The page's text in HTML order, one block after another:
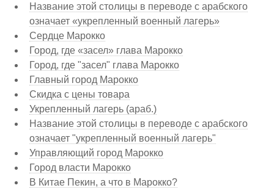
Название этой столицы в переводе с арабского
означает «укрепленный военный лагерь»
Сердце Марокко
Город, где «засел» глава Марокко
Город, где "засел" глава Марокко
Главный город Марокко
Скидка с цены товара
Укрепленный лагерь (араб.)
Название этой столицы в переводе с арабского
означает "укрепленный военный лагерь"
Управляющий город Марокко
Город власти Марокко
В Китае Пекин, а что в Марокко?